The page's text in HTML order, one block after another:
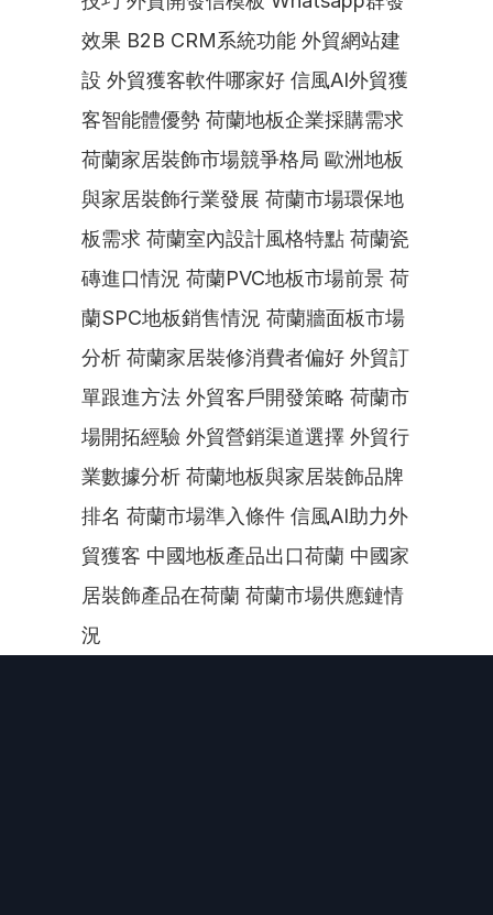
效果 B2B CRM系統功能 外貿網站建
設 外貿獲客軟件哪家好 信風AI外貿獲
客智能體優勢 荷蘭地板企業採購需求
荷蘭家居裝飾市場競爭格局 歐洲地板
與家居裝飾行業發展 荷蘭市場環保地
板需求 荷蘭室內設計風格特點 荷蘭瓷
磚進口情況 荷蘭PVC地板市場前景 荷
蘭SPC地板銷售情況 荷蘭牆面板市場
分析 荷蘭家居裝修消費者偏好 外貿訂
單跟進方法 外貿客戶開發策略 荷蘭市
場開拓經驗 外貿營銷渠道選擇 外貿行
業數據分析 荷蘭地板與家居裝飾品牌
排名 荷蘭市場準入條件 信風AI助力外
貿獲客 中國地板產品出口荷蘭 中國家
居裝飾產品在荷蘭 荷蘭市場供應鏈情
況